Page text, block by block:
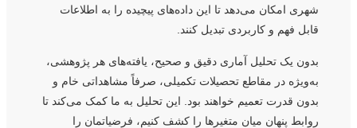
شهری امکان می‌دهد تا این داده‌های پیچیده را به اطلاعات
قابل فهم و کاربردی تبدیل کنند.
بدون یک تحلیل آماری دقیق و صحیح، یافته‌های هر پژوهشی،
به‌ویژه در مقاطع تحصیلات تکمیلی، صرفاً مشاهداتی خام و
بدون قدرت تعمیم خواهند بود. این تحلیل به ما کمک می‌کند تا
روابط پنهان میان متغیرها را کشف کنیم، فرضیاتمان را